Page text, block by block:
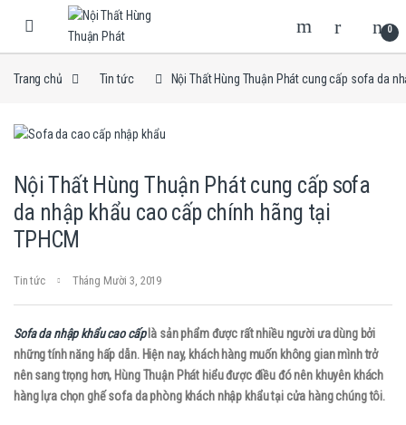
Skip to navigation
Skip to content
0
Trang chủ Tin tức Nội Thất Hùng Thuận Phát cung cấp sofa da
Nội Thất Hùng Thuận Phát cung cấp sofa
da nhập khẩu cao cấp chính hãng tại
TPHCM
Tin tức Tháng Mười 3, 2019
Sofa da nhập khẩu cao cấplà sản phẩm được rất nhiều người ưa dùng bởi
những tính năng hấp dẫn. Hiện nay, khách hàng muốn không gian mình trở
nên sang trọng hơn, Hùng Thuận Phát hiểu được điều đó nên khuyên khách
hàng lựa chọn ghế sofa da phòng khách nhập khẩu tại cửa hàng chúng tôi.